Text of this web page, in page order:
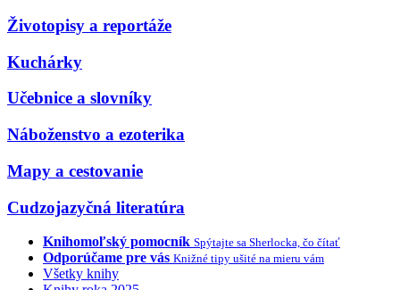
Životopisy a reportáže
Kuchárky
Učebnice a slovníky
Náboženstvo a ezoterika
Mapy a cestovanie
Cudzojazyčná literatúra
Knihomoľský pomocník Spýtajte sa Sherlocka, čo čítať
Odporúčame pre vás Knižné tipy ušité na mieru vám
Všetky knihy